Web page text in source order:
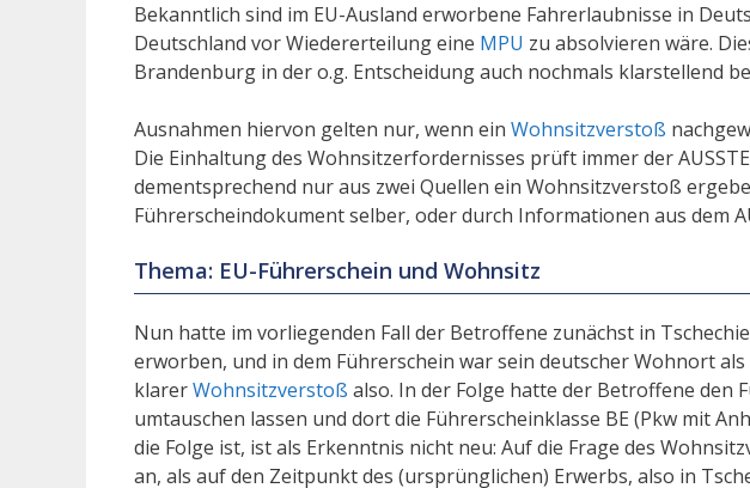
Bekanntlich sind im EU-Ausland erworbene Fahrerlaubnisse in
Deutschland vor Wiedererteilung eine MPU zu absolvieren wäre.
Brandenburg in der o.g. Entscheidung auch nochmals klarstellend
Ausnahmen hiervon gelten nur, wenn ein Wohnsitzverstoß
Die Einhaltung des Wohnsitzerfordernisses prüft immer der
dementsprechend nur aus zwei Quellen ein Wohnsitzverstoß
Führerscheindokument selber, oder durch Informationen aus dem
Thema: EU-Führerschein und Wohnsitz
Nun hatte im vorliegenden Fall der Betroffene zunächst in
erworben, und in dem Führerschein war sein deutscher Wohnort
klarerWohnsitzverstoß also. In der Folge hatte der Betroffene den
umtauschen lassen und dort die Führerscheinklasse BE (Pkw mit
die Folge ist, ist als Erkenntnis nicht neu: Auf die Frage des
an, als auf den Zeitpunkt des (ursprünglichen) Erwerbs, also in